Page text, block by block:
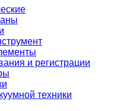
и регистрации
техники